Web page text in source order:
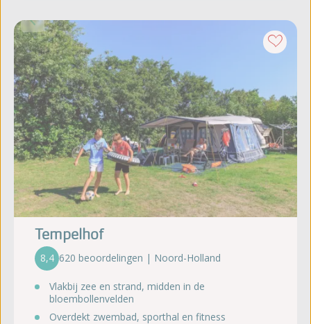
Tempelhof
8,4 620 beoordelingen | Noord-Holland
Vlakbij zee en strand, midden in de
bloembollenvelden
Overdekt zwembad, sporthal en fitness